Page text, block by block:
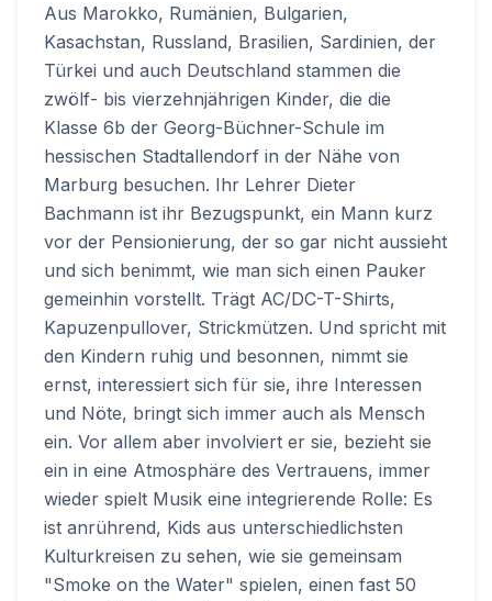
Aus Marokko, Rumänien, Bulgarien,
Kasachstan, Russland, Brasilien, Sardinien, der
Türkei und auch Deutschland stammen die
zwölf- bis vierzehnjährigen Kinder, die die
Klasse 6b der Georg-Büchner-Schule im
hessischen Stadtallendorf in der Nähe von
Marburg besuchen. Ihr Lehrer Dieter
Bachmann ist ihr Bezugspunkt, ein Mann kurz
vor der Pensionierung, der so gar nicht aussieht
und sich benimmt, wie man sich einen Pauker
gemeinhin vorstellt. Trägt AC/DC-T-Shirts,
Kapuzenpullover, Strickmützen. Und spricht mit
den Kindern ruhig und besonnen, nimmt sie
ernst, interessiert sich für sie, ihre Interessen
und Nöte, bringt sich immer auch als Mensch
ein. Vor allem aber involviert er sie, bezieht sie
ein in eine Atmosphäre des Vertrauens, immer
wieder spielt Musik eine integrierende Rolle: Es
ist anrührend, Kids aus unterschiedlichsten
Kulturkreisen zu sehen, wie sie gemeinsam
"Smoke on the Water" spielen, einen fast 50